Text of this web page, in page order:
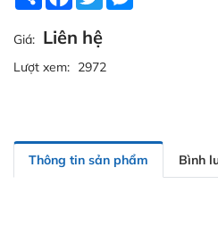
Giá: Liên hệ
Lượt xem: 2972
Thông tin sản phẩm Bình